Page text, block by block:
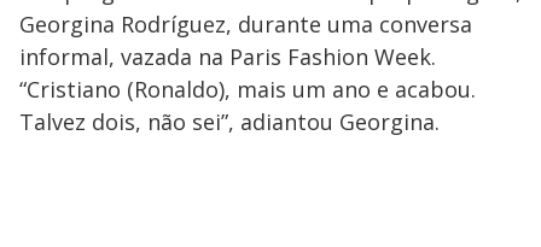
Georgina Rodríguez, durante uma conversa
informal, vazada na Paris Fashion Week.
“Cristiano (Ronaldo), mais um ano e acabou.
Talvez dois, não sei”, adiantou Georgina.